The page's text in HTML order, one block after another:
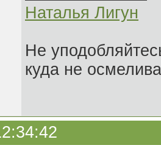
Наталья Лигун
Не
куда не